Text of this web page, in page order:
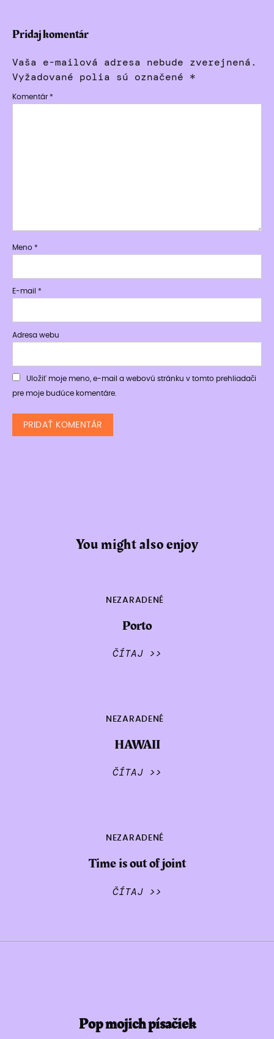
Pridaj komentár
Vaša e-mailová adresa nebude zverejnená.
Vyžadované polia sú označené *
Komentár *
Meno *
E-mail *
Adresa webu
Uložiť moje meno, e-mail a webovú stránku v tomto prehliadači
pre moje budúce komentáre.
You might also enjoy
NEZARADENÉ
Porto
ČÍTAJ >>
NEZARADENÉ
HAWAII
ČÍTAJ >>
NEZARADENÉ
Time is out of joint
ČÍTAJ >>
Pop mojich písačiek